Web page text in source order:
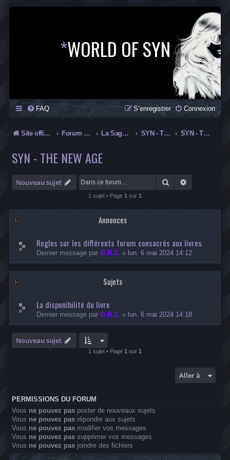
*WORLD OF SYN
FAQ Connexion
S’enregistrer
Site officiel Forum officiel de la Saga SYN La Saga SYN SYN - The New Age SYN - The New Age
SYN - THE NEW AGE
Nouveau sujet Rechercher
1 sujet • Page 1 sur 1
Annonces
Regles sur les différents forum consacrés aux livres
Dernier message par G.R.Z. « lun. 6 mai 2024 14:12
Sujets
La disponibilité du livre
Dernier message par G.R.Z. « lun. 6 mai 2024 14:18
Nouveau sujet
1 sujet • Page 1 sur 1
Aller à
PERMISSIONS DU FORUM
Vous ne pouvez pas poster de nouveaux sujets
Vous ne pouvez pas répondre aux sujets
Vous ne pouvez pas modifier vos messages
Vous ne pouvez pas supprimer vos messages
Vous ne pouvez pas joindre des fichiers